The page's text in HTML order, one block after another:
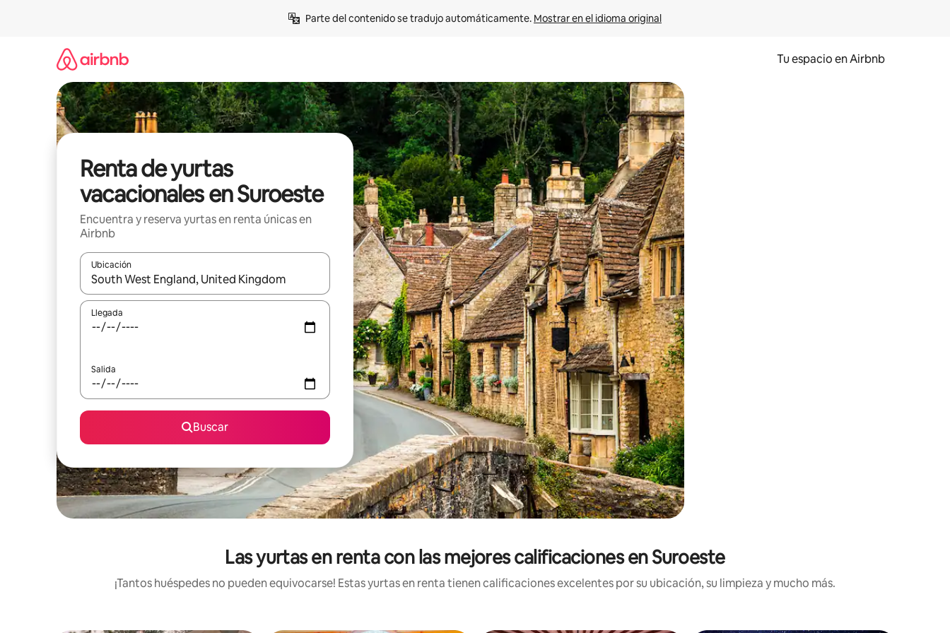
Parte del contenido se tradujo automáticamente. Mostrar en el idioma original
Tu espacio en Airbnb
Renta de yurtas
vacacionales en Suroeste
Encuentra y reserva yurtas en renta únicas en
Airbnb
Ubicación
Cuando los resultados estén disponibles, podrás navegar usando las teclas de las flechas hacia arriba y hacia abajo, o bien tocando y deslizando la pantalla.
Llegada
Salida
Buscar
Las yurtas en renta con las mejores calificaciones en Suroeste
¡Tantos huéspedes no pueden equivocarse! Estas yurtas en renta tienen calificaciones excelentes por su ubicación, su limpieza y mucho más.